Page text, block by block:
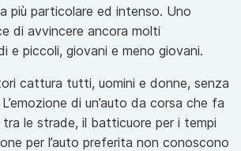
più particolare ed intenso. Uno
di avvincere ancora molti
e piccoli, giovani e meno giovani.
cattura tutti, uomini e donne, senza
di un’auto da corsa che fa
le strade, il batticuore per i tempi
per l’auto preferita non conoscono